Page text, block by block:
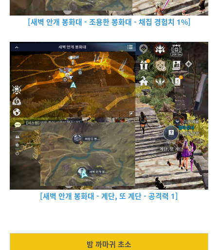
[새벽 안개 봉화대 - 조용한 봉화대 - 채집 경험치 1%]
[새벽 안개 봉화대 - 계단, 또 계단 - 공격력 1]
밤 까마귀 초소